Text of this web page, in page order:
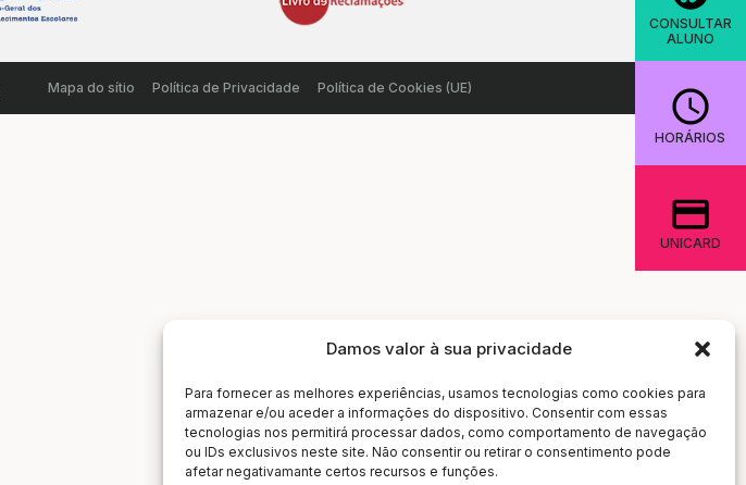
Damos valor à sua privacidade
Para fornecer as melhores experiências, usamos tecnologias como cookies para
armazenar e/ou aceder a informações do dispositivo. Consentir com essas
tecnologias nos permitirá processar dados, como comportamento de navegação
ou IDs exclusivos neste site. Não consentir ou retirar o consentimento pode
afetar negativamante certos recursos e funções.
CONSULTAR
ALUNO
HORÁRIOS
UNICARD
Mapa do sítio Política de Privacidade Política de Cookies (UE)